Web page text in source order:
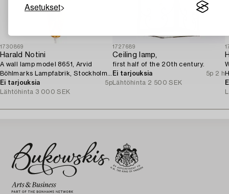
Asetukset
1730869
Harald Notini
A wall lamp model 8651, Arvid
Böhlmarks Lampfabrik, Stockholm,
1940s.
Ei tarjouksia
5p
Lähtöhinta 3 000 SEK
1727689
Ceiling lamp,
first half of the 20th century.
Ei tarjouksia
5p 2 h
Lähtöhinta 2 500 SEK